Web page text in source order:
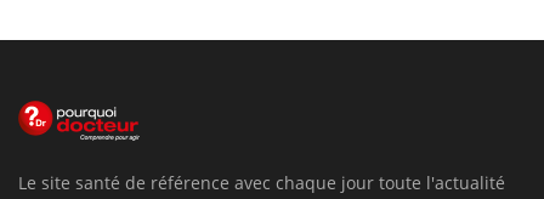
Le site santé de référence avec chaque jour toute l'actualité